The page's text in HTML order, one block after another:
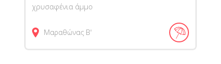
χρυσαφένια άμμο
Μαραθώνας Β'